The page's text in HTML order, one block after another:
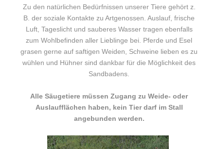
Zu den natürlichen Bedürfnissen unserer Tiere gehört z.
B. der soziale Kontakte zu Artgenossen. Auslauf, frische
Luft, Tageslicht und sauberes Wasser tragen ebenfalls
zum Wohlbefinden aller Lieblinge bei. Pferde und Esel
grasen gerne auf saftigen Weiden, Schweine lieben es zu
wühlen und Hühner sind dankbar für die Möglichkeit des
Sandbadens.
Alle Säugetiere müssen Zugang zu Weide- oder
Auslaufflächen haben, kein Tier darf im Stall
angebunden werden.